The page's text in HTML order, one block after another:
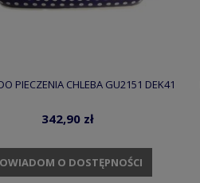
PIECZENIA CHLEBA GU2151 DEK41
342,90 zł
O DOSTĘPNOŚCI